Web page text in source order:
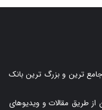
ترین و بزرگ ترین بانک
طریق مقالات و ویدیوهای